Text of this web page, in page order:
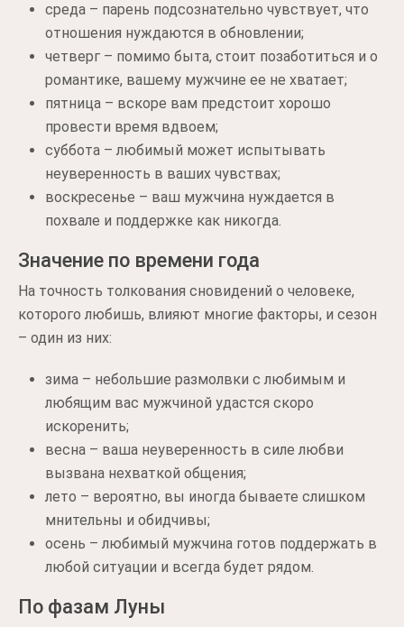
среда – парень подсознательно чувствует, что
отношения нуждаются в обновлении;
четверг – помимо быта, стоит позаботиться и о
романтике, вашему мужчине ее не хватает;
пятница – вскоре вам предстоит хорошо
провести время вдвоем;
суббота – любимый может испытывать
неуверенность в ваших чувствах;
воскресенье – ваш мужчина нуждается в
похвале и поддержке как никогда.
Значение по времени года
На точность толкования сновидений о человеке,
которого любишь, влияют многие факторы, и сезон
– один из них:
зима – небольшие размолвки с любимым и
любящим вас мужчиной удастся скоро
искоренить;
весна – ваша неуверенность в силе любви
вызвана нехваткой общения;
лето – вероятно, вы иногда бываете слишком
мнительны и обидчивы;
осень – любимый мужчина готов поддержать в
любой ситуации и всегда будет рядом.
По фазам Луны